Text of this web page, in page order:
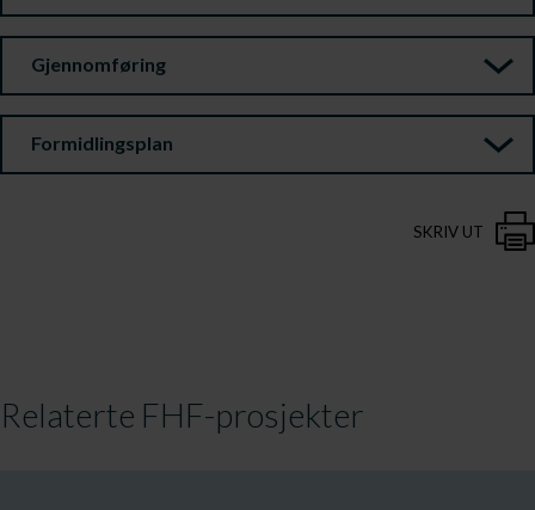
Gjennomføring
Formidlingsplan
SKRIV UT
Relaterte FHF-prosjekter